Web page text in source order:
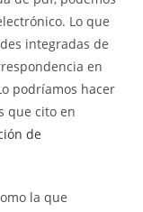
Lo que
integradas de
en
podríamos hacer
que cito en
de
la que